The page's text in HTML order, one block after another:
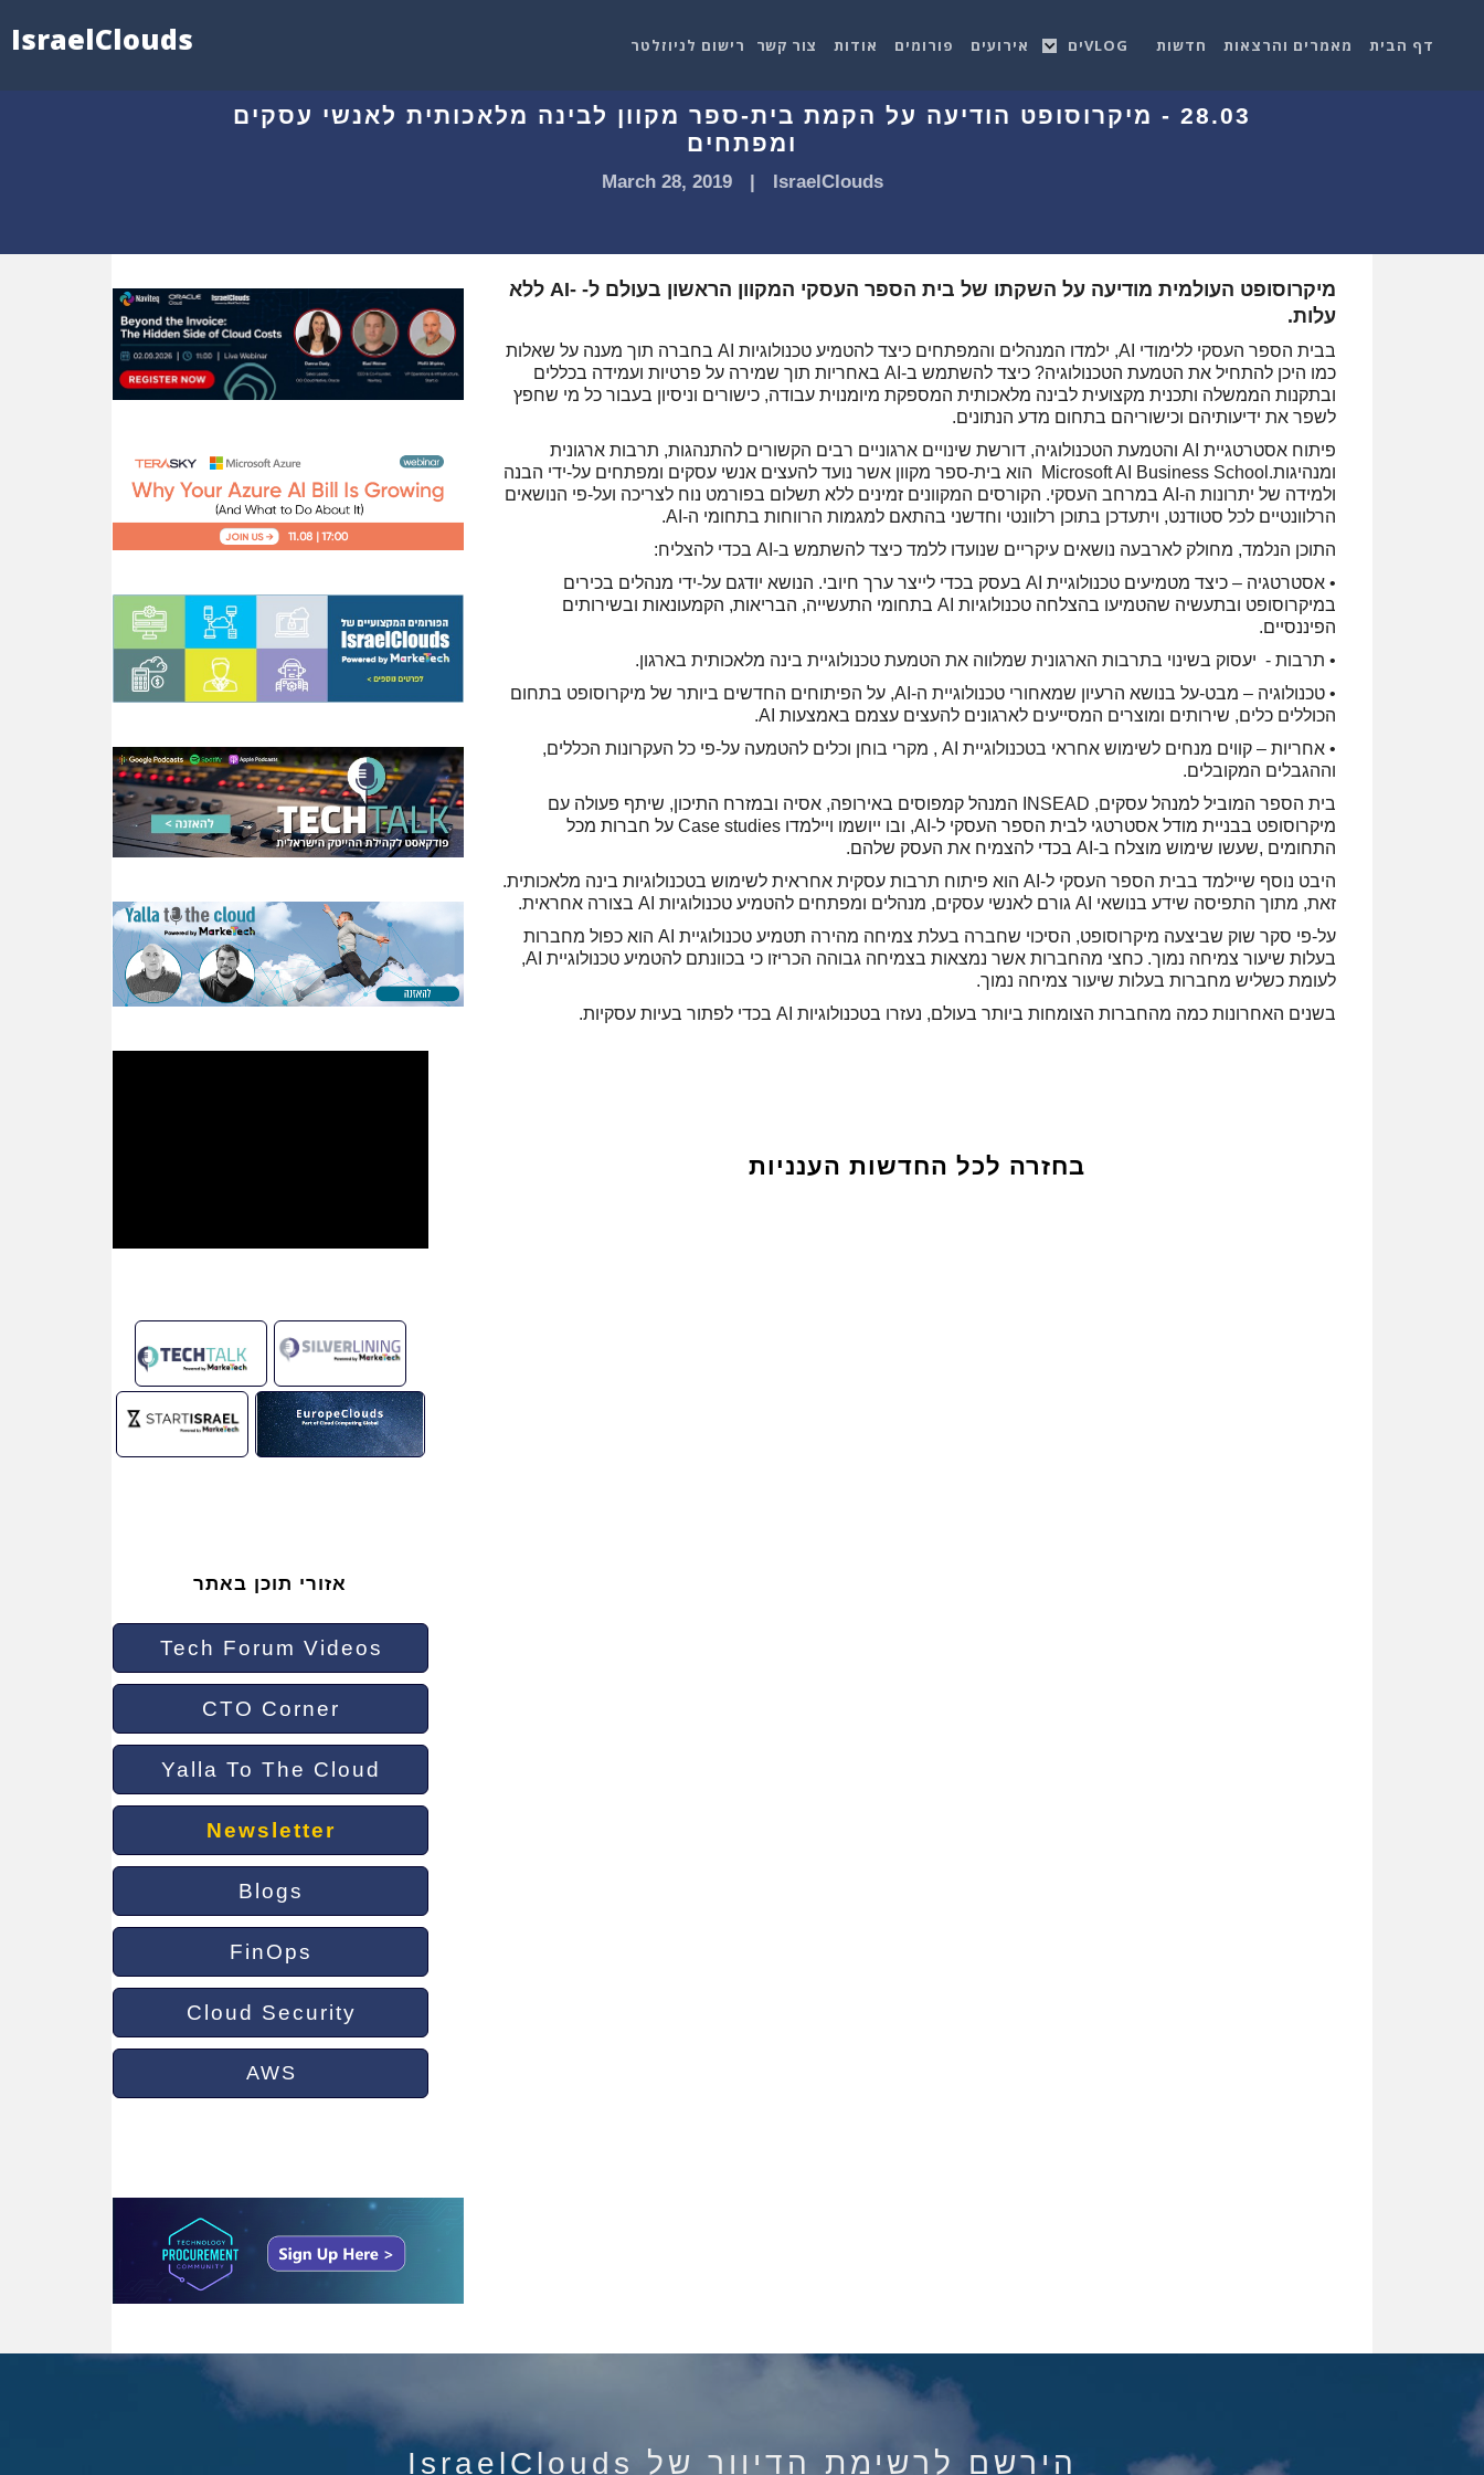
IsraelClouds דף הבית מאמרים והרצאות חדשות VLOGים אירועים פורומים אודות צור קשר רישום לניוזלטר
28.03 - מיקרוסופט הודיעה על הקמת בית-ספר מקוון לבינה מלאכותית לאנשי עסקים
ומפתחים
IsraelClouds
|
March 28, 2019
אזורי תוכן באתר
Tech Forum Videos
CTO Corner
Yalla To The Cloud
Newsletter
Blogs
FinOps
Cloud Security
AWS
מיקרוסופט העולמית מודיעה על השקתו של בית הספר העסקי המקוון הראשון בעולם ל- -AI ללא
עלות.
בבית הספר העסקי ללימודי AI, ילמדו המנהלים והמפתחים כיצד להטמיע טכנולוגיות AI בחברה תוך מענה על שאלות
כמו היכן להתחיל את הטמעת הטכנולוגיה? כיצד להשתמש ב-AI באחריות תוך שמירה על פרטיות ועמידה בכללים
ובתקנות הממשלה ותכנית מקצועית לבינה מלאכותית המספקת מיומנוית עבודה, כישורים וניסיון בעבור כל מי שחפץ
לשפר את ידיעותיהם וכישוריהם בתחום מדע הנתונים.
פיתוח אסטרטגיית AI והטמעת הטכנולוגיה, דורשת שינויים ארגוניים רבים הקשורים להתנהגות, תרבות ארגונית
ומנהיגות.Microsoft AI Business School הוא בית-ספר מקוון אשר נועד להעצים אנשי עסקים ומפתחים על-ידי הבנה
ולמידה של יתרונות ה-AI במרחב העסקי. הקורסים המקוונים זמינים ללא תשלום בפורמט נוח לצריכה ועל-פי הנושאים
הרלוונטיים לכל סטודנט, ויתעדכן בתוכן רלוונטי וחדשני בהתאם למגמות הרווחות בתחומי ה-AI.
התוכן הנלמד, מחולק לארבעה נושאים עיקריים שנועדו ללמד כיצד להשתמש ב-AI בכדי להצליח:
• אסטרטגיה – כיצד מטמיעים טכנולוגיית AI בעסק בכדי לייצר ערך חיובי. הנושא יודגם על-ידי מנהלים בכירים
במיקרוסופט ובתעשיה שהטמיעו בהצלחה טכנולוגיות AI בתחומי התעשייה, הבריאות, הקמעונאות ובשירותים
הפיננסיים.
• תרבות - יעסוק בשינוי בתרבות הארגונית שמלווה את הטמעת טכנולוגיית בינה מלאכותית בארגון.
• טכנולוגיה – מבט-על בנושא הרעיון שמאחורי טכנולוגיית ה-AI, על הפיתוחים החדשים ביותר של מיקרוסופט בתחום
הכוללים כלים, שירותים ומוצרים המסייעים לארגונים להעצים עצמם באמצעות AI.
• אחריות – קווים מנחים לשימוש אחראי בטכנולוגיית AI , מקרי בוחן וכלים להטמעה על-פי כל העקרונות הכללים,
וההגבלים המקובלים.
בית הספר המוביל למנהל עסקים, INSEAD המנהל קמפוסים באירופה, אסיה ובמזרח התיכון, שיתף פעולה עם
מיקרוסופט בבניית מודל אסטרטגי לבית הספר העסקי ל-AI, ובו ייושמו ויילמדו Case studies על חברות מכל
התחומים ,שעשו שימוש מוצלח ב-AI בכדי להצמיח את העסק שלהם.
היבט נוסף שיילמד בבית הספר העסקי ל-AI הוא פיתוח תרבות עסקית אחראית לשימוש בטכנולוגיות בינה מלאכותית.
זאת, מתוך התפיסה שידע בנושאי AI גורם לאנשי עסקים, מנהלים ומפתחים להטמיע טכנולוגיות AI בצורה אחראית.
על-פי סקר שוק שביצעה מיקרוסופט, הסיכוי שחברה בעלת צמיחה מהירה תטמיע טכנולוגיית AI הוא כפול מחברות
בעלות שיעור צמיחה נמוך. כחצי מהחברות אשר נמצאות בצמיחה גבוהה הכריזו כי בכוונתם להטמיע טכנולוגיית AI,
לעומת כשליש מחברות בעלות שיעור צמיחה נמוך.
בשנים האחרונות כמה מהחברות הצומחות ביותר בעולם, נעזרו בטכנולוגיות AI בכדי לפתור בעיות עסקיות.
בחזרה לכל החדשות הענניות
הירשם לרשימת הדיוור של IsraelClouds